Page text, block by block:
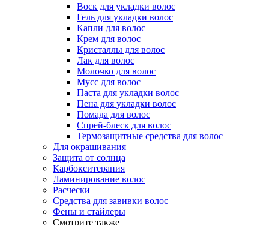
Воск для укладки волос
Гель для укладки волос
Капли для волос
Крем для волос
Кристаллы для волос
Лак для волос
Молочко для волос
Мусс для волос
Паста для укладки волос
Пена для укладки волос
Помада для волос
Спрей-блеск для волос
Термозащитные средства для волос
Для окрашивания
Защита от солнца
Карбокситерапия
Ламинирование волос
Расчески
Средства для завивки волос
Фены и стайлеры
Смотрите также